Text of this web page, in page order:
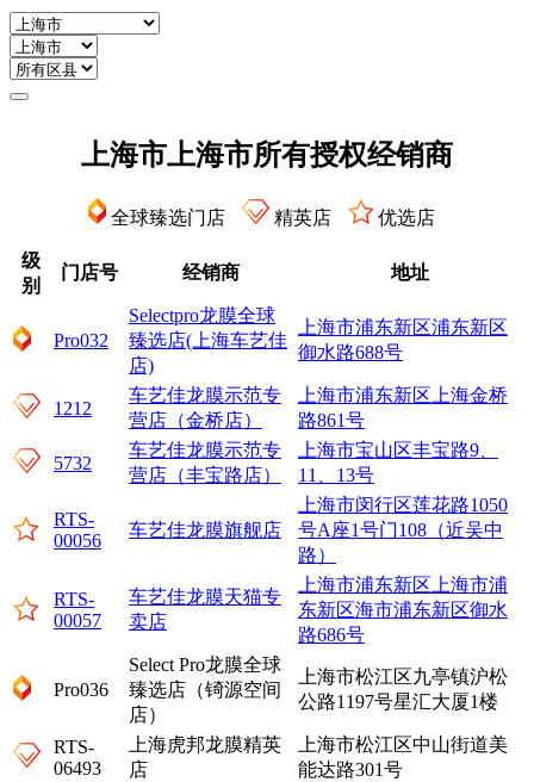
上海市上海市所有授权经销商
全球臻选门店 精英店 优选店
级
别
门店号 经销商 地址
Pro032
Selectpro龙膜全球
臻选店(上海车艺佳
店)
上海市浦东新区浦东新区
御水路688号
1212
车艺佳龙膜示范专
营店（金桥店）
上海市浦东新区上海金桥
路861号
5732
车艺佳龙膜示范专
营店（丰宝路店）
上海市宝山区丰宝路9、
11、13号
RTS-
00056
车艺佳龙膜旗舰店
上海市闵行区莲花路1050
号A座1号门108（近吴中
路）
RTS-
00057
车艺佳龙膜天猫专
卖店
上海市浦东新区上海市浦
东新区海市浦东新区御水
路686号
Pro036
Select Pro龙膜全球
臻选店（锜源空间
店）
上海市松江区九亭镇沪松
公路1197号星汇大厦1楼
RTS-
06493
上海虎邦龙膜精英
店
上海市松江区中山街道美
能达路301号